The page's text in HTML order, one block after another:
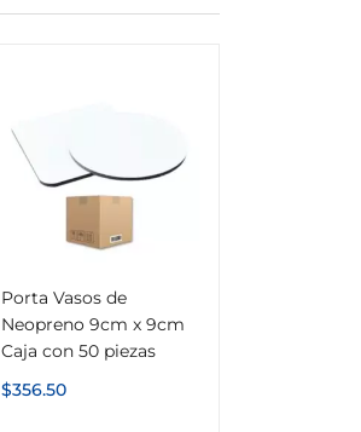
Porta Vasos de
Neopreno 9cm x 9cm
Caja con 50 piezas
$356.50